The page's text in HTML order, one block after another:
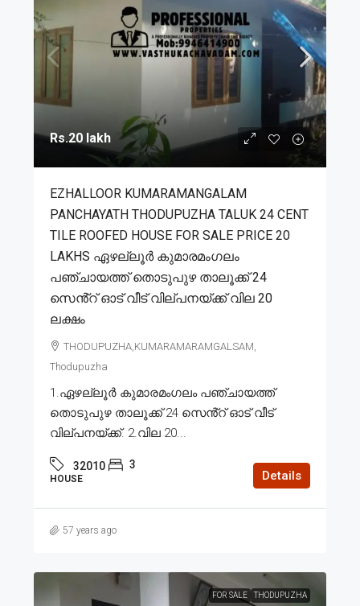
Rs.20 lakh
EZHALLOOR KUMARAMANGALAM
PANCHAYATH THODUPUZHA TALUK 24 CENT
TILE ROOFED HOUSE FOR SALE PRICE 20
LAKHS ഏഴല്ലൂർ കുമാരമംഗലം
പഞ്ചായത്ത് തൊടുപുഴ താലൂക്ക് 24
സെൻ്റ് ഓട് വീട് വില്പനയ്ക്ക് വില 20
ലക്ഷം
THODUPUZHA,KUMARAMARAMGALSAM,
Thodupuzha
1.ഏഴല്ലൂർ കുമാരമംഗലം പഞ്ചായത്ത്
തൊടുപുഴ താലൂക്ക് 24 സെൻ്റ് ഓട് വീട്
വില്പനയ്ക്ക്. 2.വില 20...
32010 3
HOUSE Details
57 years ago
FOR SALE THODUPUZHA